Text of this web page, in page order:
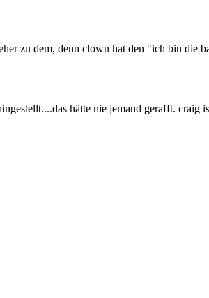
zu dem, denn clown hat den "ich bin die
hätte nie jemand gerafft. craig